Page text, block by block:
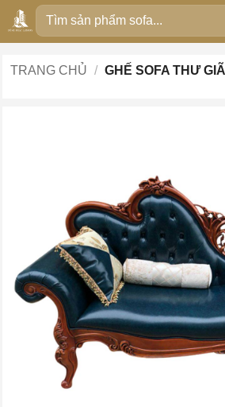
qua
dung
Tìm
kiếm:
TRANG CHỦ / GHẾ SOFA THƯ